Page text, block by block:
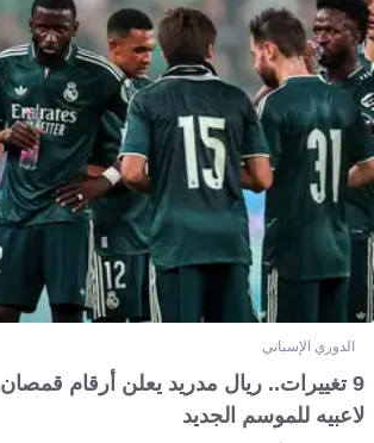
الدوري الإسباني
9 تغييرات.. ريال مدريد يعلن أرقام قمصان
لاعبيه للموسم الجديد